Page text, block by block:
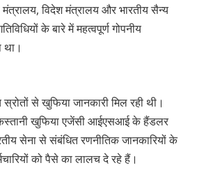
मंत्रालय, विदेश मंत्रालय और भारतीय सैन्य
के बारे में महत्वपूर्ण गोपनीय
था।
स्रोतों से खुफिया जानकारी मिल रही थी।
खुफिया एजेंसी आईएसआई के हैंडलर
सेना से संबंधित रणनीतिक जानकारियों के
को पैसे का लालच दे रहे हैं।